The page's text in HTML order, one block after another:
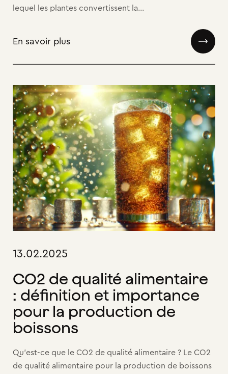
lequel les plantes convertissent la...
En savoir plus
13.02.2025
CO2 de qualité alimentaire
: définition et importance
pour la production de
boissons
Qu’est-ce que le CO2 de qualité alimentaire ? Le CO2
de qualité alimentaire pour la production de boissons